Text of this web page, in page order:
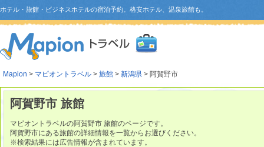
ホテル・旅館・ビジネスホテルの宿泊予約。格安ホテル、温泉旅館も。
Mapion > マピオントラベル > 旅館 > 新潟県 > 阿賀野市
阿賀野市 旅館
マピオントラベルの阿賀野市 旅館のページです。
阿賀野市にある旅館の詳細情報を一覧からお選びください。
※検索結果には広告情報が含まれています。